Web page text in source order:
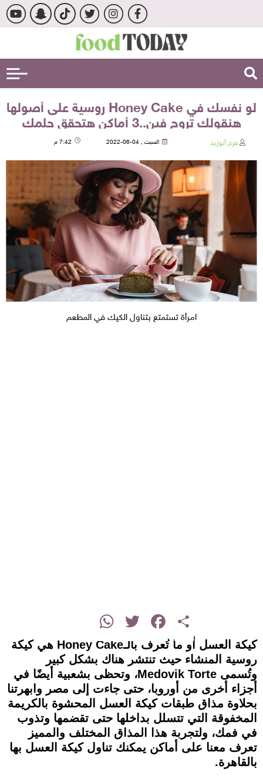
لو نفسك في Honey Cake روسية على أصولها
هنقولك تروح فين..3 أماكن هتحقق حلمك
فرح أبوزيد السبت , 04-06-2022 7:42 م
امرأة تستمتع بتناول الكيك في المطعم
Share
Facebook
Twitter
WhatsApp
كيكة العسل أو ما تُعرف بالـHoney Cake هي كيكة
روسية المنشاء حيث تنتشر هناك بشكل كبير
وتُسمى Medovik Torte، وتحظى بشعبية أيضًا في
أجزاء أخرى من أوروبا، حتى جاءت إلى مصر وابهرتنا
بحلاوة مذاق طبقات كيكة العسل المحشوة بالكريمة
المخفوقة التي تتسلل بداخلها حتى تقضمها وتذوب
في فمك، ولتجربة هذا المذاق المختلف والمميز
تعرف معنا على أماكن يمكنك تناول كيكة العسل بها
بالقاهرة.